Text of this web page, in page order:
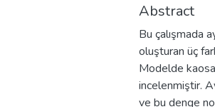
Abstract
Bu çalışmada
oluşturan üç
Modelde
incelenmiştir.
ve bu denge